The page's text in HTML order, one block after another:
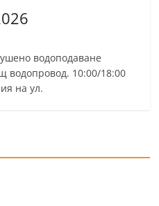
водоподаване
водопровод. 10:00/18:00
на ул.